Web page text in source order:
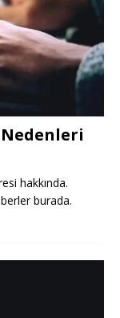
hakkında.
burada.